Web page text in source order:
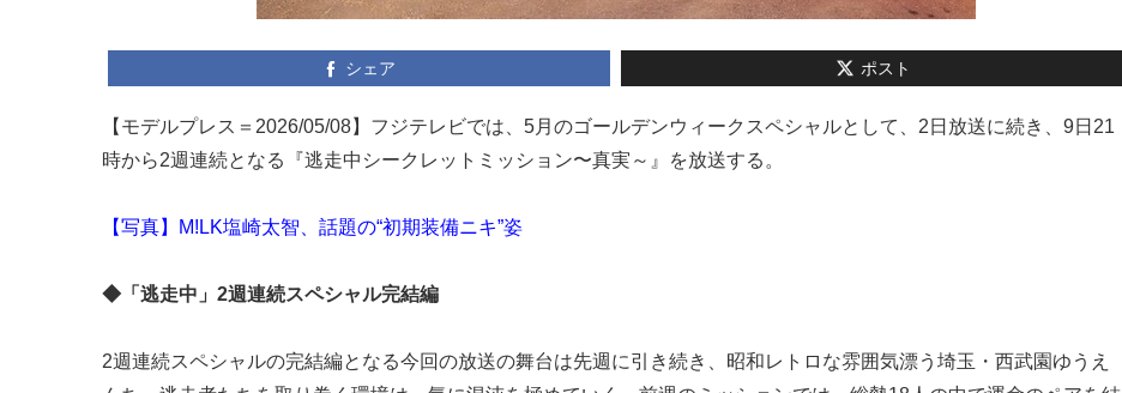
シェア ポスト
【モデルプレス＝2026/05/08】フジテレビでは、5月のゴールデンウィークスペシャルとして、2日放送に続き、9日21
時から2週連続となる『逃走中シークレットミッション〜真実～』を放送する。
【写真】M!LK塩崎太智、話題の“初期装備ニキ”姿
◆「逃走中」2週連続スペシャル完結編
2週連続スペシャルの完結編となる今回の放送の舞台は先週に引き続き、昭和レトロな雰囲気漂う埼玉・西武園ゆうえ